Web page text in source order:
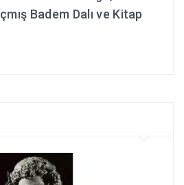
Badem Dalı ve Kitap